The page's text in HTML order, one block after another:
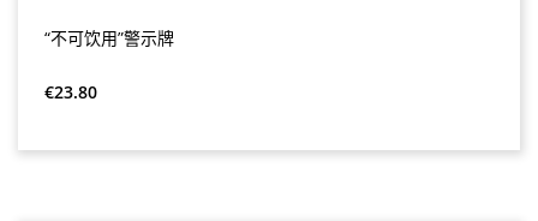
“不可饮用”警示牌
Regular price:
€23.80